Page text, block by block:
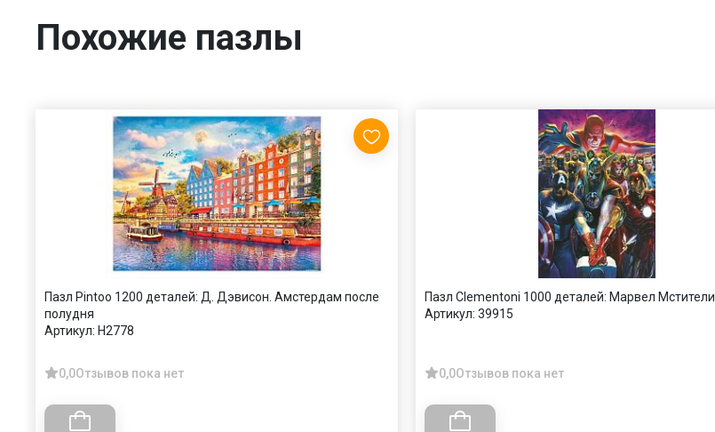
Похожие пазлы
Пазл Pintoo 1200 деталей: Д. Дэвисон. Амстердам после
полудня
Артикул: H2778
0,0Отзывов пока нет
Пазл Clementoni 1000 деталей: Марвел
Артикул: 39915
0,0Отзывов пока нет